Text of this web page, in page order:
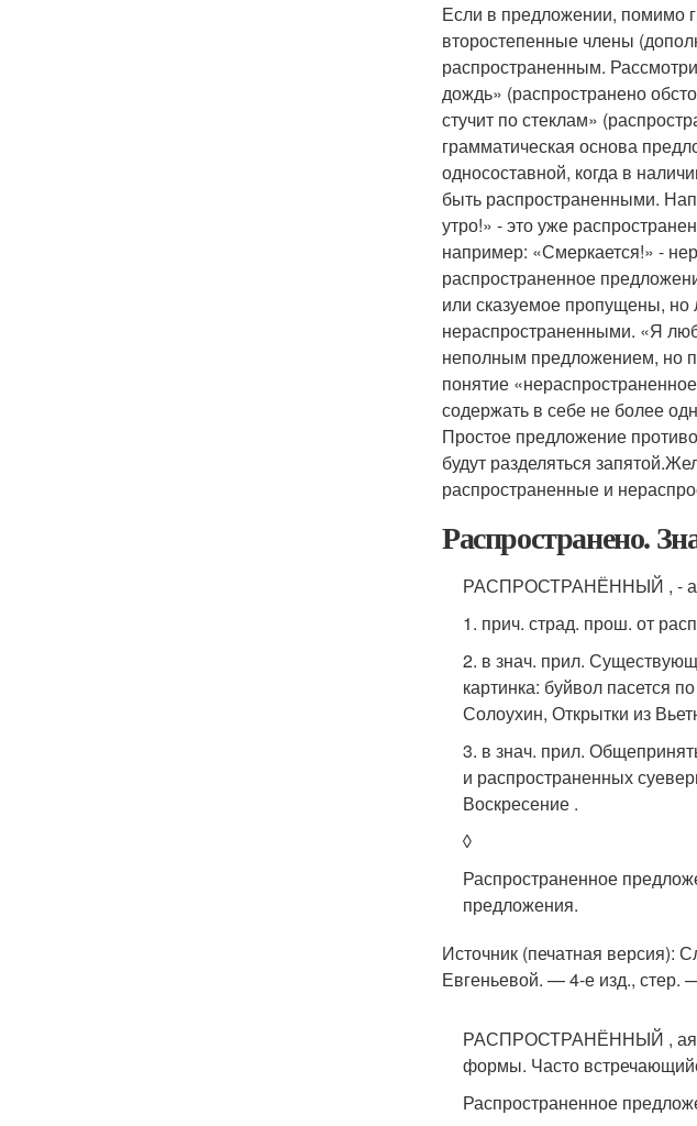
Если в предложении, помимо
второстепенные члены
распространенным.
дождь» (распространено
стучит по стеклам»
грамматическая основа
односоставной, когда в
быть распространенными.
утро!» - это уже
например: «Смеркается!» -
распространенное
или сказуемое пропущены, но
нераспространенными. «Я
неполным предложением, но
понятие
содержать в себе не более
Простое предложение
будут разделяться
распространенные и
Распространено.
РАСПРОСТРАНЁННЫЙ , -
1. прич. страд. прош. от
2. в знач. прил.
картинка: буйвол пасется
Солоухин, Открытки из
3. в знач. прил.
и распространенных
Воскресение .
◊
Распространенное
предложения.
Источник (печатная версия):
Евгеньевой. — 4-е изд., стер.
РАСПРОСТРАНЁННЫЙ , ая,
формы. Часто
Распространенное